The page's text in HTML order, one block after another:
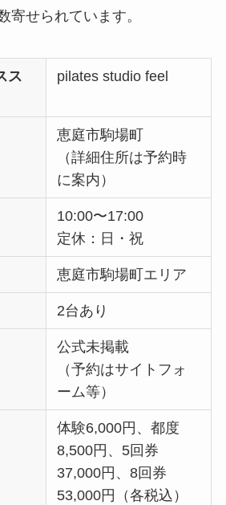
寄せられています。
ス
pilates studio feel
恵庭市駒場町
（詳細住所は予約時
に案内）
10:00〜17:00
定休：日・祝
恵庭市駒場町エリア
2台あり
公式未掲載
（予約はサイトフォ
ーム等）
体験6,000円、都度
8,500円、5回券
37,000円、8回券
53,000円（各税込）